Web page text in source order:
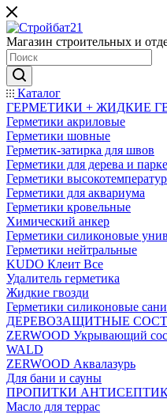
Магазин строительных и
Каталог
ГЕРМЕТИКИ + ЖИДКИЕ
Герметики акриловые
Герметики шовные
Герметик-затирка для швов
Герметики для дерева и
Герметики
Герметики для аквариума
Герметики кровельные
Химический анкер
Герметики силиконовые
Герметики нейтральные
KUDO Клеит Все
Удалитель герметика
Жидкие гвозди
Герметики силиконовые
ДЕРЕВОЗАЩИТНЫЕ
ZERWOOD Укрывающий
WALD
ZERWOOD Аквалазурь
Для бани и сауны
ПРОПИТКИ
Масло для террас